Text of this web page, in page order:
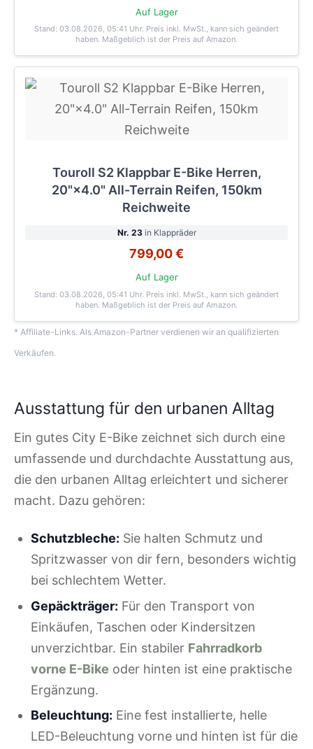
Auf Lager
Stand: 03.08.2026, 05:41 Uhr. Preis inkl. MwSt., kann sich geändert
haben. Maßgeblich ist der Preis auf Amazon.
Touroll S2 Klappbar E-Bike Herren,
20"×4.0" All-Terrain Reifen, 150km
Reichweite
Nr. 23in Klappräder
799,00 €
Auf Lager
Stand: 03.08.2026, 05:41 Uhr. Preis inkl. MwSt., kann sich geändert
haben. Maßgeblich ist der Preis auf Amazon.
* Affiliate-Links. Als Amazon-Partner verdienen wir an qualifizierten
Verkäufen.
Ausstattung für den urbanen Alltag
Ein gutes City E-Bike zeichnet sich durch eine
umfassende und durchdachte Ausstattung aus,
die den urbanen Alltag erleichtert und sicherer
macht. Dazu gehören:
Schutzbleche: Sie halten Schmutz und
Spritzwasser von dir fern, besonders wichtig
bei schlechtem Wetter.
Gepäckträger: Für den Transport von
Einkäufen, Taschen oder Kindersitzen
unverzichtbar. Ein stabiler Fahrradkorb
vorne E-Bike oder hinten ist eine praktische
Ergänzung.
Beleuchtung: Eine fest installierte, helle
LED-Beleuchtung vorne und hinten ist für die